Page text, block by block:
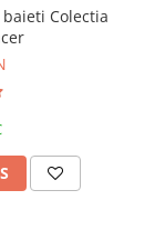
Colectia